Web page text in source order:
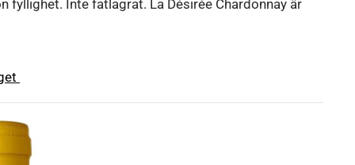
Inte fatlagrat. La Désirée Chardonnay är